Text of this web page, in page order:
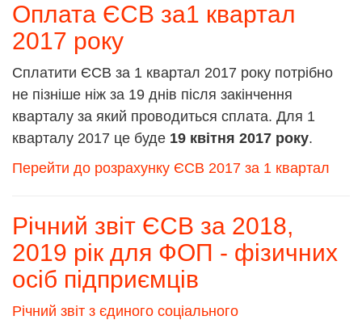
Оплата ЄСВ за1 квартал
2017 року
Сплатити ЄСВ за 1 квартал 2017 року потрібно
не пізніше ніж за 19 днів після закінчення
кварталу за який проводиться сплата. Для 1
кварталу 2017 це буде 19 квітня 2017 року.
Перейти до розрахунку ЄСВ 2017 за 1 квартал
Річний звіт ЄСВ за 2018,
2019 рік для ФОП - фізичних
осіб підприємців
Річний звіт з єдиного соціального